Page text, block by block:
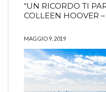
“UN RICORDO TI
COLLEEN HOOVER
MAGGIO 9, 2019